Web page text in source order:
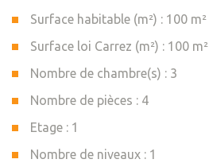
Surface habitable (m²) : 100 m²
Surface loi Carrez (m²) : 100 m²
Nombre de chambre(s) : 3
Nombre de pièces : 4
Etage : 1
Nombre de niveaux : 1